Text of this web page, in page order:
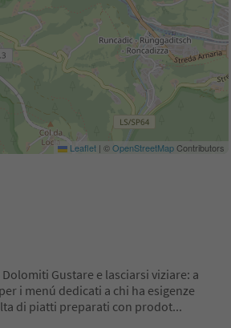
Leaflet | ©OpenStreetMapContributors
Gustare e lasciarsi viziare: a
i menú dedicati a chi ha esigenze
di piatti preparati con prodot...